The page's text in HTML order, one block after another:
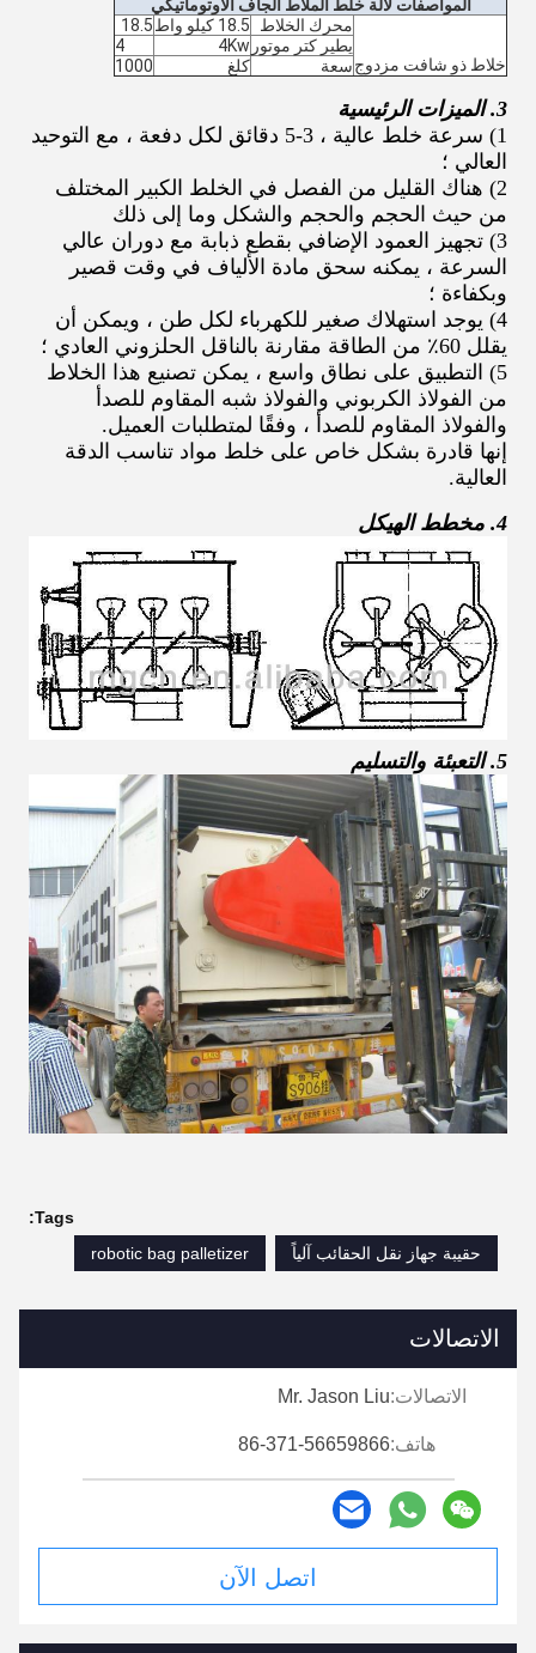
المواصفات لآلة خلط الملاط الجاف الأوتوماتيكي
خلاط ذو شافت مزدوج
محرك الخلاط 18.5 كيلو واط
18.5
يطير كتر موتور 4Kw
4
سعة
كلغ 1000
3. الميزات الرئيسية
1) سرعة خلط عالية ، 3-5 دقائق لكل دفعة ، مع التوحيد
العالي ؛
2) هناك القليل من الفصل في الخلط الكبير المختلف
من حيث الحجم والحجم والشكل وما إلى ذلك
3) تجهيز العمود الإضافي بقطع ذبابة مع دوران عالي
السرعة ، يمكنه سحق مادة الألياف في وقت قصير
وبكفاءة ؛
4) يوجد استهلاك صغير للكهرباء لكل طن ، ويمكن أن
يقلل 60٪ من الطاقة مقارنة بالناقل الحلزوني العادي ؛
5) التطبيق على نطاق واسع ، يمكن تصنيع هذا الخلاط
من الفولاذ الكربوني والفولاذ شبه المقاوم للصدأ
والفولاذ المقاوم للصدأ ، وفقًا لمتطلبات العميل.
إنها قادرة بشكل خاص على خلط مواد تناسب الدقة
العالية.
4. مخطط الهيكل
5. التعبئة والتسليم
Tags:
حقيبة جهاز نقل الحقائب آلياً
robotic bag palletizer
الاتصالات
الاتصالات:Mr. Jason Liu
هاتف:86-371-56659866
اتصل الآن